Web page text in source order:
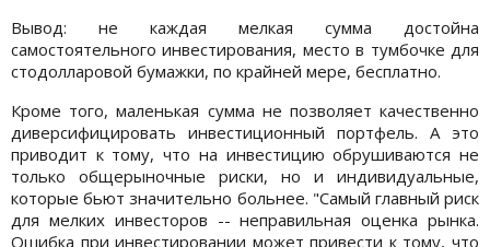
Вывод: не каждая мелкая сумма достойна
самостоятельного инвестирования, место в тумбочке для
стодолларовой бумажки, по крайней мере, бесплатно.
Кроме того, маленькая сумма не позволяет качественно
диверсифицировать инвестиционный портфель. А это
приводит к тому, что на инвестицию обрушиваются не
только общерыночные риски, но и индивидуальные,
которые бьют значительно больнее. "Самый главный риск
для мелких инвесторов -- неправильная оценка рынка.
Ошибка при инвестировании может привести к тому, что